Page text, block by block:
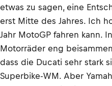
etwas zu sagen, eine
erst Mitte des Jahres. Ich
Jahr MotoGP fahren kann.
Motorräder eng
dass die Ducati sehr stark
Superbike-WM. Aber